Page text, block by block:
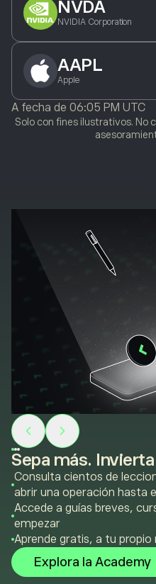
NVDA
NVIDIA Corporation
AAPL
Apple
A fecha de 06:05 PM UTC
Solo con fines ilustrativos. No
Sepa más.
Consulta cientos de
abrir una operación hasta
Accede a guías breves,
empezar
Aprende gratis, a tu propio
Explora la Academy